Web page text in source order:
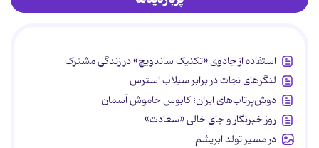
استفاده از جادوی «تکنیک ساندویچ» در زندگی مشترک
لنگرهای نجات در برابر سیلاب استرس
دوش‌پرتاب‌های ایران؛ کابوس خاموش آسمان
روز خبرنگار و جای خالی «سعادت»
در مسیر تولد ابریشم